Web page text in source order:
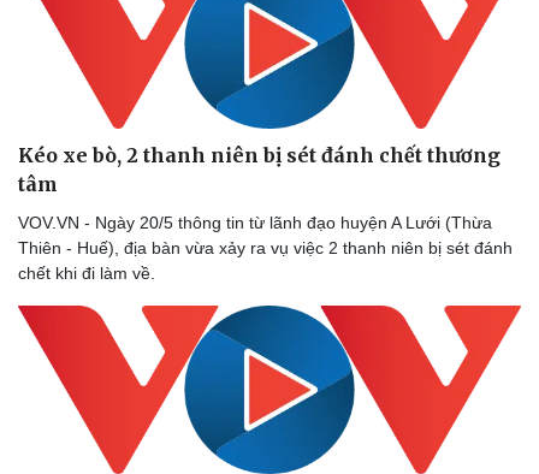
Thể thao
Bóng đá
Lịch thi đấu bóng đá
Thế giới thể thao
eSports
Hậu trường
Ô tô
Xe máy
Tư vấn
Kéo xe bò, 2 thanh niên bị sét đánh chết thương
tâm
VOV.VN - Ngày 20/5 thông tin từ lãnh đạo huyện A Lưới (Thừa
Thiên - Huế), địa bàn vừa xảy ra vụ việc 2 thanh niên bị sét đánh
chết khi đi làm về.